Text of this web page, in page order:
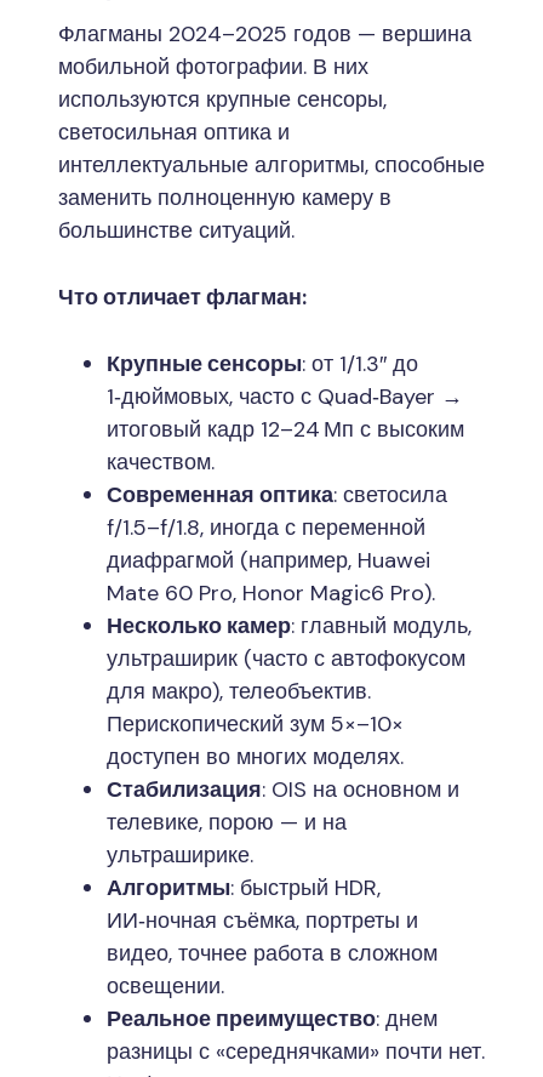
Флагманы 2024–2025 годов — вершина
мобильной фотографии. В них
используются крупные сенсоры,
светосильная оптика и
интеллектуальные алгоритмы, способные
заменить полноценную камеру в
большинстве ситуаций.
Что отличает флагман:
Крупные сенсоры: от 1/1.3″ до
1‑дюймовых, часто с Quad‑Bayer →
итоговый кадр 12–24 Мп с высоким
качеством.
Современная оптика: светосила
f/1.5–f/1.8, иногда с переменной
диафрагмой (например, Huawei
Mate 60 Pro, Honor Magic6 Pro).
Несколько камер: главный модуль,
ультраширик (часто с автофокусом
для макро), телеобъектив.
Перископический зум 5×–10×
доступен во многих моделях.
Стабилизация: OIS на основном и
телевике, порою — и на
ультраширике.
Алгоритмы: быстрый HDR,
ИИ‑ночная съёмка, портреты и
видео, точнее работа в сложном
освещении.
Реальное преимущество: днем
разницы с «середнячками» почти нет.